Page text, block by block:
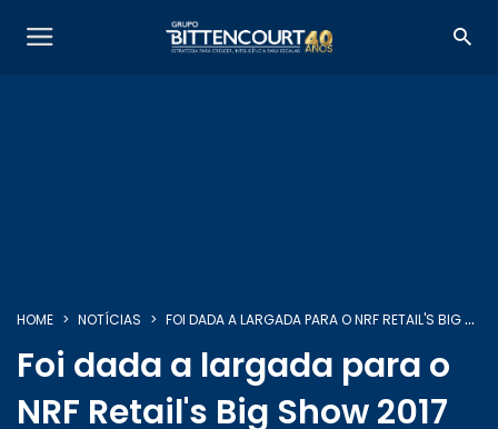
INSIGHTS
HOME NOTÍCIAS FOI DADA A LARGADA PARA O NRF RETAIL'S BIG SHOW 2017
Foi dada a largada para o
NRF Retail's Big Show 2017